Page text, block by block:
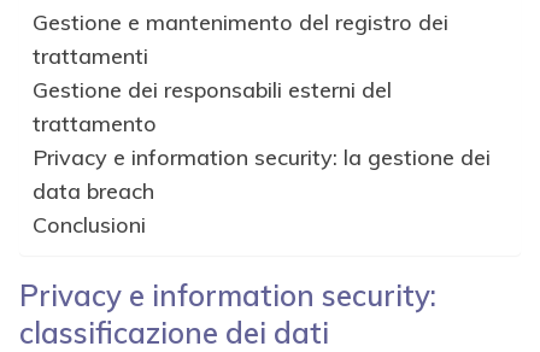
Gestione e mantenimento del registro dei
trattamenti
Gestione dei responsabili esterni del
trattamento
Privacy e information security: la gestione dei
data breach
Conclusioni
Privacy e information security:
classificazione dei dati